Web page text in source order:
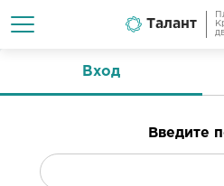
Талант
Вход
Введите